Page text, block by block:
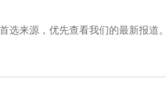
来源，优先查看我们的最新报道。